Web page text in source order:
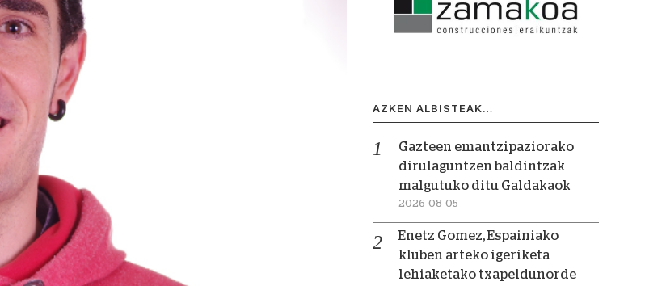
AZKEN ALBISTEAK…
Gazteen emantzipaziorako
dirulaguntzen baldintzak
malgutuko ditu Galdakaok
2026-08-05
Enetz Gomez, Espainiako
kluben arteko igeriketa
lehiaketako txapeldunorde